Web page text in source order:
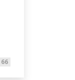
66